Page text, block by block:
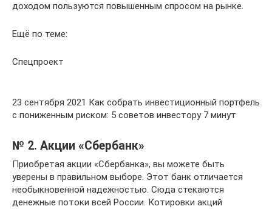
доходом пользуются повышенным спросом на рынке.
Ещё по теме:
Спецпроект
23 сентября 2021 Как собрать инвестиционный портфель
с пониженным риском: 5 советов инвестору 7 минут
№ 2. Акции «Сбербанк»
Приобретая акции «Сбербанка», вы можете быть
уверены в правильном выборе. Этот банк отличается
необыкновенной надежностью. Сюда стекаются
денежные потоки всей России. Котировки акций